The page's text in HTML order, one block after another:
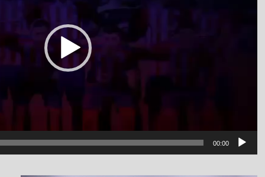
00:00